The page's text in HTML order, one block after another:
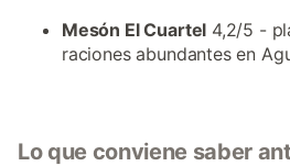
Mesón El Cuartel 4,2/5 -
raciones abundantes en
Lo que conviene saber